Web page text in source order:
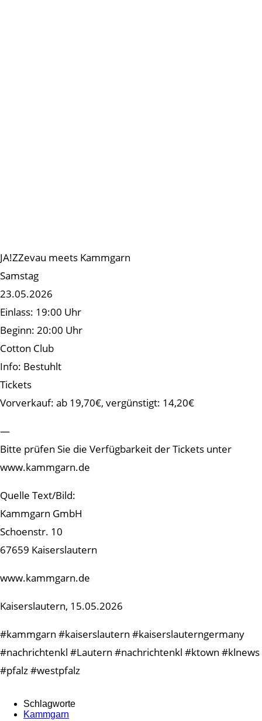
JA!ZZevau meets Kammgarn
Samstag
23.05.2026
Einlass: 19:00 Uhr
Beginn: 20:00 Uhr
Cotton Club
Info: Bestuhlt
Tickets
Vorverkauf: ab 19,70€, vergünstigt: 14,20€
—
Bitte prüfen Sie die Verfügbarkeit der Tickets unter
www.kammgarn.de
Quelle Text/Bild:
Kammgarn GmbH
Schoenstr. 10
67659 Kaiserslautern
www.kammgarn.de
Kaiserslautern, 15.05.2026
#kammgarn #kaiserslautern #kaiserslauterngermany
#nachrichtenkl #Lautern #nachrichtenkl #ktown #klnews
#pfalz #westpfalz
Schlagworte
Kammgarn